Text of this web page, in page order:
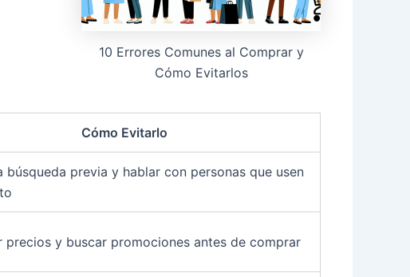
10 Errores Comunes al Comprar y
Cómo Evitarlos
Cómo Evitarlo
búsqueda previa y hablar con personas que usen
precios y buscar promociones antes de comprar